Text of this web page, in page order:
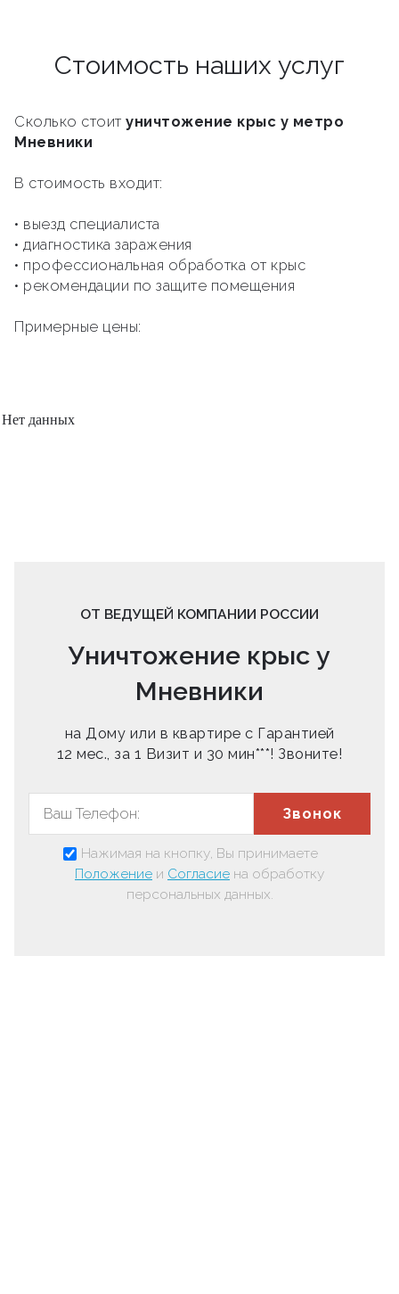
Стоимость наших услуг
Сколько стоит уничтожение крыс у метро
Мневники
В стоимость входит:
• выезд специалиста
• диагностика заражения
• профессиональная обработка от крыс
• рекомендации по защите помещения
Примерные цены:
Нет данных
ОТ ВЕДУЩЕЙ КОМПАНИИ РОССИИ
Уничтожение крыс у
Мневники
на Дому или в квартире с Гарантией
12 мес., за 1 Визит и 30 мин***! Звоните!
Звонок
Нажимая на кнопку, Вы принимаете
Положение и Согласие на обработку
персональных данных.